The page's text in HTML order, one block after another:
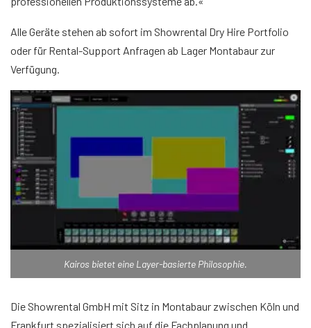
Alle Geräte stehen ab sofort im Showrental Dry Hire Portfolio
oder für Rental-Support Anfragen ab Lager Montabaur zur
Verfügung.
Kairos bietet eine Layer-basierte Philosophie.
Die Showrental GmbH mit Sitz in Montabaur zwischen Köln und
Frankfurt spezialisiert sich auf die Fachplanung und